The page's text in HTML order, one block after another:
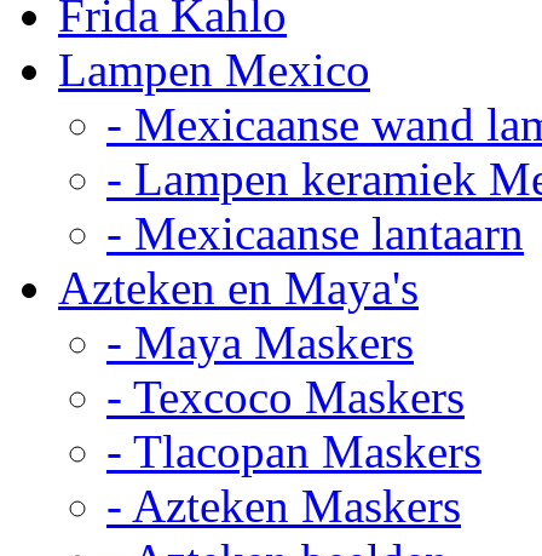
Frida Kahlo
Lampen Mexico
- Mexicaanse wand
- Lampen keramiek
- Mexicaanse lantaarn
Azteken en Maya's
- Maya Maskers
- Texcoco Maskers
- Tlacopan Maskers
- Azteken Maskers